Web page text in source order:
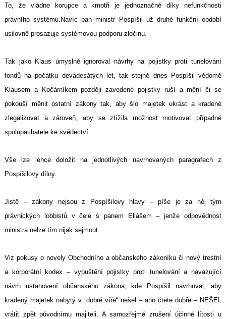
To, že vládne korupce a kmotři je jednoznačně díky nefunkčnosti
právního systému.Navíc pan ministr Pospíšil už druhé funkční období
usilovně prosazuje systémovou podporu zločinu.
Tak jako Klaus úmyslně ignoroval návrhy na pojistky proti tunelování
fondů na počátku devadesátých let, tak stejně dnes Pospíšil vědomě
Klausem a Kočárníkem později zavedené pojistky ruší a mění či se
pokouší měnit ostatní zákony tak, aby šlo majetek ukrást a kradené
zlegalizovat a zároveň, aby se ztížila možnost motivovat případné
spolupachatele ke svědectví.
Vše lze lehce doložit na jednotlivých navrhovaných paragrafech z
Pospíšilovy dílny.
Jistě – zákony nejsou z Pospíšilovy hlavy – píše je za něj tým
právnických lobbistů v čele s panem Eliášem – jenže odpovědnost
ministra nelze tím nijak sejmout.
Viz pokusy o novely Obchodního a občanského zákoníku či nový trestní
a korporátní kodex – vypuštění pojistky proti tunelování a navazující
návrh ustanovení občanského zákona, kde Pospíšil navrhoval, aby
kradený majetek nabytý v „dobré víře“ nešel – ano čtete dobře – NEŠEL
vrátit zpět původnímu majiteli. A samozřejmě zrušení účinné lítosti u